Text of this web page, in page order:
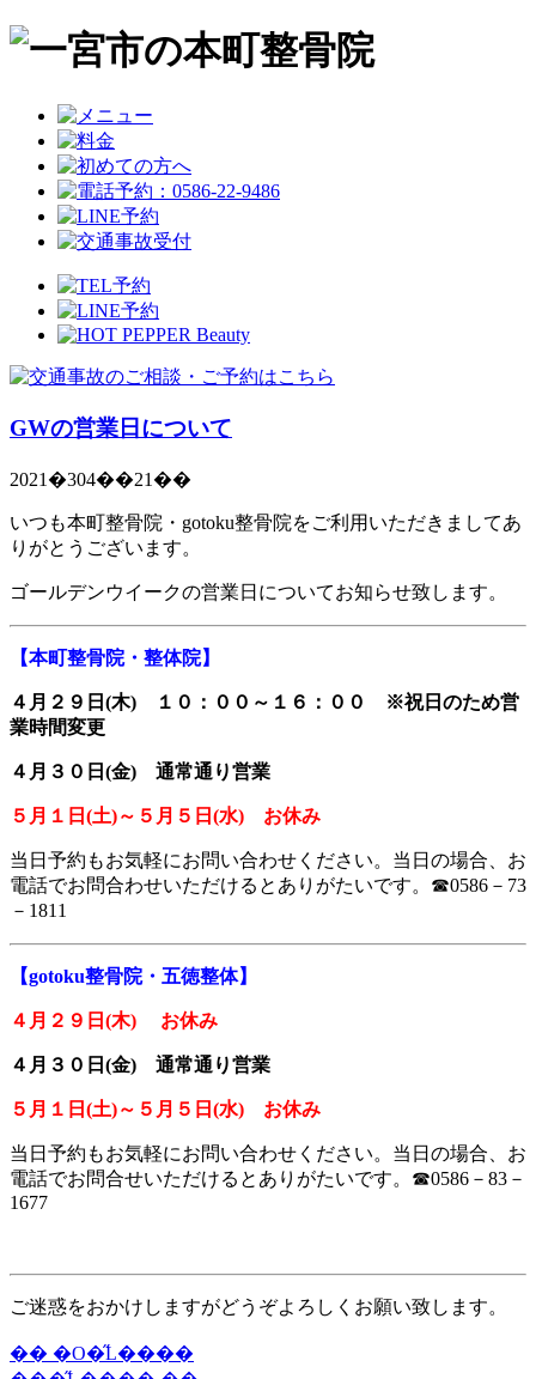
GWの営業日について
2021�304��21��
いつも本町整骨院・gotoku整骨院をご利用いただきましてあ
りがとうございます。
ゴールデンウイークの営業日についてお知らせ致します。
【本町整骨院・整体院】
４月２９日(木) １０：００～１６：００ ※祝日のため営
業時間変更
４月３０日(金) 通常通り営業
５月１日(土)～５月５日(水) お休み
当日予約もお気軽にお問い合わせください。当日の場合、お
電話でお問合わせいただけるとありがたいです。☎0586－73
－1811
【gotoku整骨院・五徳整体】
４月２９日(木) お休み
４月３０日(金) 通常通り営業
５月１日(土)～５月５日(水) お休み
当日予約もお気軽にお問い合わせください。当日の場合、お
電話でお問合せいただけるとありがたいです。☎0586－83－
1677
ご迷惑をおかけしますがどうぞよろしくお願い致します。
�� �O�̋L����